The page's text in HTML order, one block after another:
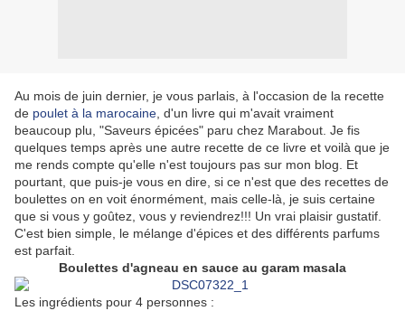
Au mois de juin dernier, je vous parlais, à l'occasion de la recette
de poulet à la marocaine , d'un livre qui m'avait vraiment
beaucoup plu, "Saveurs épicées" paru chez Marabout. Je fis
quelques temps après une autre recette de ce livre et voilà que je
me rends compte qu'elle n'est toujours pas sur mon blog. Et
pourtant, que puis-je vous en dire, si ce n'est que des recettes de
boulettes on en voit énormément, mais celle-là, je suis certaine
que si vous y goûtez, vous y reviendrez!!! Un vrai plaisir gustatif.
C'est bien simple, le mélange d'épices et des différents parfums
est parfait.
Boulettes d'agneau en sauce au garam masala
Les ingrédients pour 4 personnes :